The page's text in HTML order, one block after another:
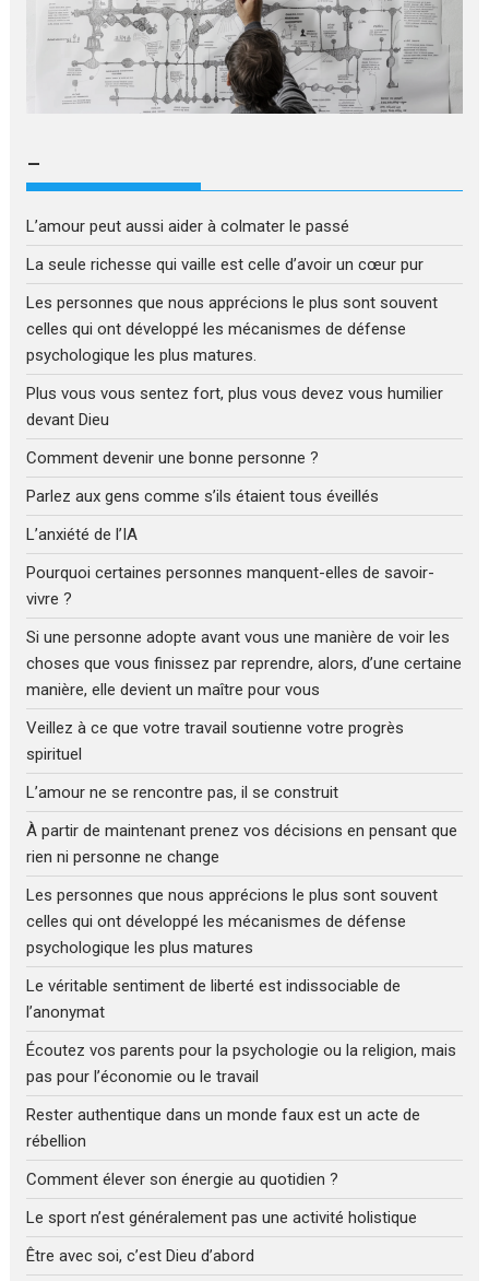
–
L’amour peut aussi aider à colmater le passé
La seule richesse qui vaille est celle d’avoir un cœur pur
Les personnes que nous apprécions le plus sont souvent
celles qui ont développé les mécanismes de défense
psychologique les plus matures.
Plus vous vous sentez fort, plus vous devez vous humilier
devant Dieu
Comment devenir une bonne personne ?
Parlez aux gens comme s’ils étaient tous éveillés
L’anxiété de l’IA
Pourquoi certaines personnes manquent-elles de savoir-
vivre ?
Si une personne adopte avant vous une manière de voir les
choses que vous finissez par reprendre, alors, d’une certaine
manière, elle devient un maître pour vous
Veillez à ce que votre travail soutienne votre progrès
spirituel
L’amour ne se rencontre pas, il se construit
À partir de maintenant prenez vos décisions en pensant que
rien ni personne ne change
Les personnes que nous apprécions le plus sont souvent
celles qui ont développé les mécanismes de défense
psychologique les plus matures
Le véritable sentiment de liberté est indissociable de
l’anonymat
Écoutez vos parents pour la psychologie ou la religion, mais
pas pour l’économie ou le travail
Rester authentique dans un monde faux est un acte de
rébellion
Comment élever son énergie au quotidien ?
Le sport n’est généralement pas une activité holistique
Être avec soi, c’est Dieu d’abord